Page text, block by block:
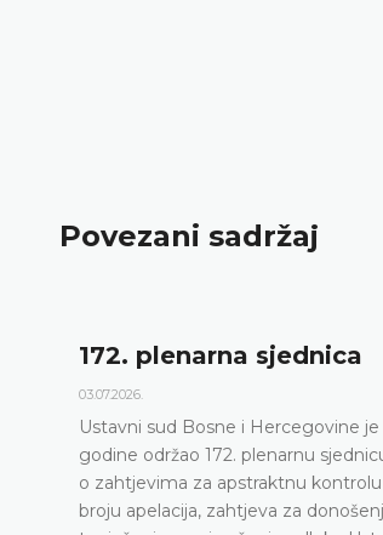
Povezani sadržaj
172. plenarna sjednica
03.07.2026.
Ustavni sud Bosne i Hercegovine je
godine održao 172. plenarnu
o zahtjevima za apstraktnu
broju apelacija, zahtjeva za